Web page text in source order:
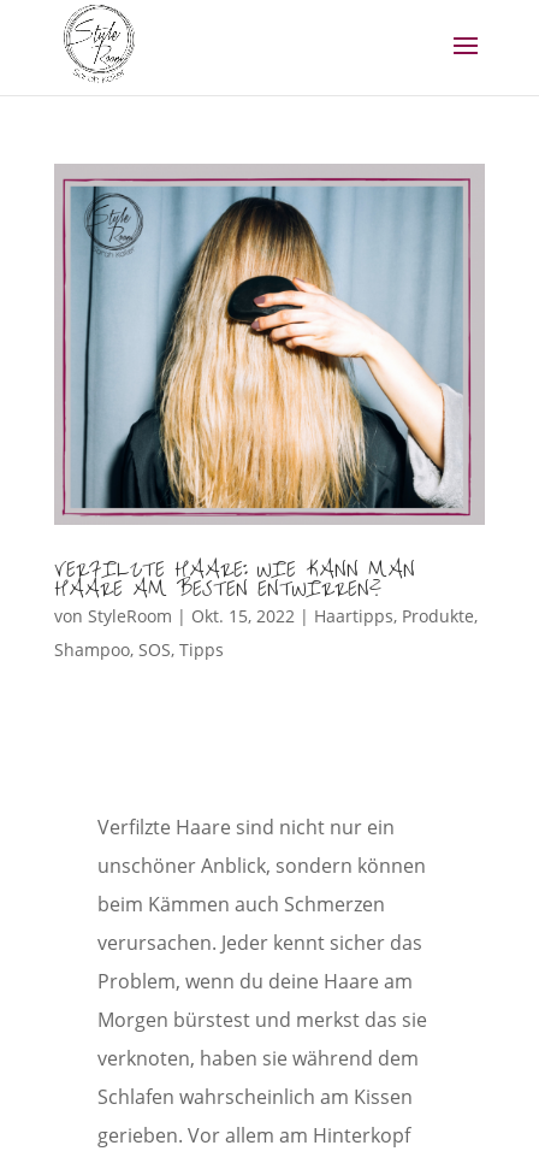
VERFILZTE HAARE: WIE KANN MAN
HAARE AM BESTEN ENTWIRREN?
von StyleRoom | Okt. 15, 2022| Haartipps, Produkte,
Shampoo, SOS, Tipps
Verfilzte Haare sind nicht nur ein
unschöner Anblick, sondern können
beim Kämmen auch Schmerzen
verursachen. Jeder kennt sicher das
Problem, wenn du deine Haare am
Morgen bürstest und merkst das sie
verknoten, haben sie während dem
Schlafen wahrscheinlich am Kissen
gerieben. Vor allem am Hinterkopf